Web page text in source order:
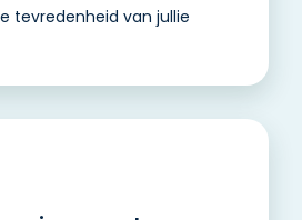
tevredenheid van jullie